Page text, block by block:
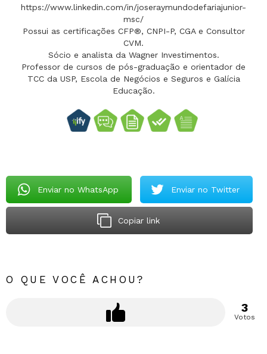
https://www.linkedin.com/in/joseraymundodefariajunior-
msc/
Possui as certificações CFP®, CNPI-P, CGA e Consultor
CVM.
Sócio e analista da Wagner Investimentos.
Professor de cursos de pós-graduação e orientador de
TCC da USP, Escola de Negócios e Seguros e Galícia
Educação.
Enviar no WhatsApp Enviar no Twitter
Copiar link
O QUE VOCÊ ACHOU?
3
Votos